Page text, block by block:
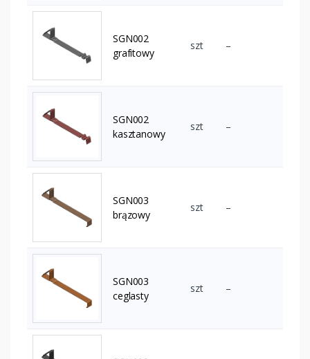
SGN002
grafitowy
szt –
SGN002
kasztanowy
szt –
SGN003
brązowy
szt –
SGN003
ceglasty
szt –